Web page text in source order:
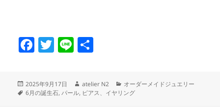
F
e
T
er
Li
投
稿
2025年9月17日
作
成
atelier N2
カ
テ
オーダーメイドジュエリー
タ
6月の誕生石,パール, ピアス、イヤリング